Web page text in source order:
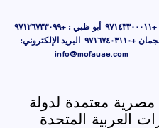
البريد الإلكتروني:
info@mofauae.com
معتمدة لدولة
العربية المتحدة